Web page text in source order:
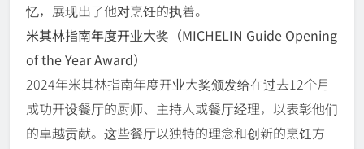
忆，展现出了他对烹饪的执着。
米其林指南年度开业大奖（MICHELIN Guide Opening
of the Year Award）
2024年米其林指南年度开业大奖颁发给在过去12个月
成功开设餐厅的厨师、主持人或餐厅经理，以表彰他们
的卓越贡献。这些餐厅以独特的理念和创新的烹饪方